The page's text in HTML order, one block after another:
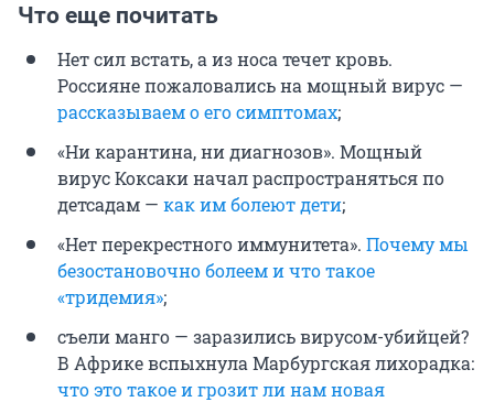
Что еще почитать
Нет сил встать, а из носа течет кровь.
Россияне пожаловались на мощный вирус —
рассказываем о его симптомах;
«Ни карантина, ни диагнозов». Мощный
вирус Коксаки начал распространяться по
детсадам — как им болеют дети;
«Нет перекрестного иммунитета». Почему мы
безостановочно болеем и что такое
«тридемия»;
съели манго — заразились вирусом-убийцей?
В Африке вспыхнула Марбургская лихорадка:
что это такое и грозит ли нам новая